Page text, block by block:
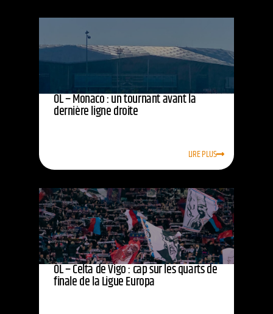
OL – Monaco : un tournant avant la
dernière ligne droite
LIRE PLUS
OL – Celta de Vigo : cap sur les quarts de
finale de la Ligue Europa